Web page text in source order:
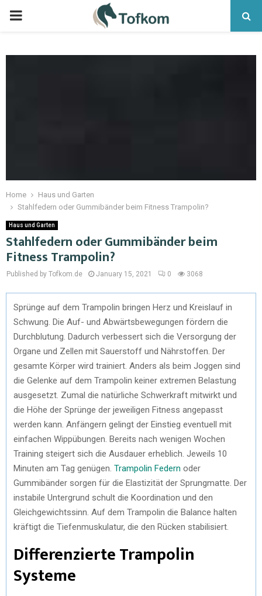
Home
Haus und Garten
Stahlfedern oder Gummibänder beim Fitness Trampolin?
Haus und Garten
Stahlfedern oder Gummibänder beim
Fitness Trampolin?
Published by Tofkom.de January 15, 2021 0 3068
Sprünge auf dem Trampolin bringen Herz und Kreislauf in
Schwung. Die Auf- und Abwärtsbewegungen fördern die
Durchblutung. Dadurch verbessert sich die Versorgung der
Organe und Zellen mit Sauerstoff und Nährstoffen. Der
gesamte Körper wird trainiert. Anders als beim Joggen sind
die Gelenke auf dem Trampolin keiner extremen Belastung
ausgesetzt. Zumal die natürliche Schwerkraft mitwirkt und
die Höhe der Sprünge der jeweiligen Fitness angepasst
werden kann. Anfängern gelingt der Einstieg eventuell mit
einfachen Wippübungen. Bereits nach wenigen Wochen
Training steigert sich die Ausdauer erheblich. Jeweils 10
Minuten am Tag genügen. Trampolin Federn oder
Gummibänder sorgen für die Elastizität der Sprungmatte. Der
instabile Untergrund schult die Koordination und den
Gleichgewichtssinn. Auf dem Trampolin die Balance halten
kräftigt die Tiefenmuskulatur, die den Rücken stabilisiert.
Differenzierte Trampolin
Systeme